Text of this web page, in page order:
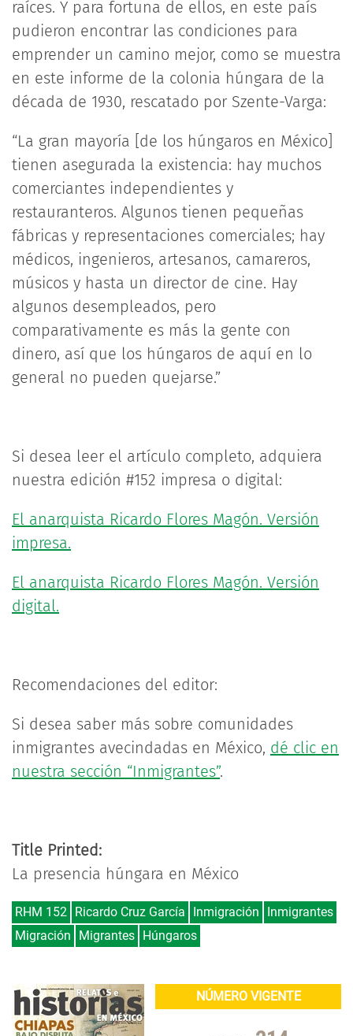
raíces. Y para fortuna de ellos, en este país
pudieron encontrar las condiciones para
emprender un camino mejor, como se muestra
en este informe de la colonia húngara de la
década de 1930, rescatado por Szente-Varga:
“La gran mayoría [de los húngaros en México]
tienen asegurada la existencia: hay muchos
comerciantes independientes y
restauranteros. Algunos tienen pequeñas
fábricas y representaciones comerciales; hay
médicos, ingenieros, artesanos, camareros,
músicos y hasta un director de cine. Hay
algunos desempleados, pero
comparativamente es más la gente con
dinero, así que los húngaros de aquí en lo
general no pueden quejarse.”
Si desea leer el artículo completo, adquiera
nuestra edición #152 impresa o digital:
El anarquista Ricardo Flores Magón. Versión
impresa.
El anarquista Ricardo Flores Magón. Versión
digital.
Recomendaciones del editor:
Si desea saber más sobre comunidades
inmigrantes avecindadas en México, dé clic en
nuestra sección “Inmigrantes”.
Title Printed:
La presencia húngara en México
RHM 152 Ricardo Cruz García Inmigración
Inmigrantes
Migración
Migrantes Húngaros
NÚMERO VIGENTE